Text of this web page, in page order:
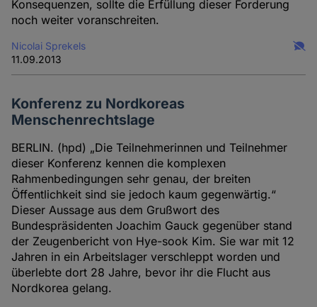
Konsequenzen, sollte die Erfüllung dieser Forderung
noch weiter voranschreiten.
Nicolai Sprekels
11.09.2013
Konferenz zu Nordkoreas
Menschenrechtslage
BERLIN. (hpd) „Die Teilnehmerinnen und Teilnehmer
dieser Konferenz kennen die komplexen
Rahmenbedingungen sehr genau, der breiten
Öffentlichkeit sind sie jedoch kaum gegenwärtig.“
Dieser Aussage aus dem Grußwort des
Bundespräsidenten Joachim Gauck gegenüber stand
der Zeugenbericht von Hye-sook Kim. Sie war mit 12
Jahren in ein Arbeitslager verschleppt worden und
überlebte dort 28 Jahre, bevor ihr die Flucht aus
Nordkorea gelang.